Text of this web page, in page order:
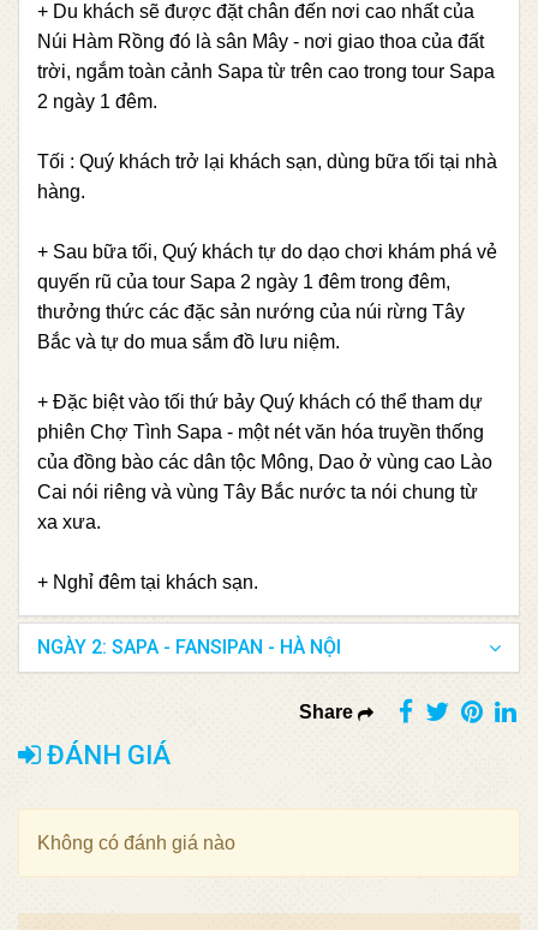
+ Du khách sẽ được đặt chân đến nơi cao nhất của
Núi Hàm Rồng đó là sân Mây - nơi giao thoa của đất
trời, ngắm toàn cảnh Sapa từ trên cao trong tour Sapa
2 ngày 1 đêm.
Tối : Quý khách trở lại khách sạn, dùng bữa tối tại nhà
hàng.
+ Sau bữa tối, Quý khách tự do dạo chơi khám phá vẻ
quyến rũ của tour Sapa 2 ngày 1 đêm trong đêm,
thưởng thức các đặc sản nướng của núi rừng Tây
Bắc và tự do mua sắm đồ lưu niệm.
+ Đặc biệt vào tối thứ bảy Quý khách có thể tham dự
phiên Chợ Tình Sapa - một nét văn hóa truyền thống
của đồng bào các dân tộc Mông, Dao ở vùng cao Lào
Cai nói riêng và vùng Tây Bắc nước ta nói chung từ
xa xưa.
+ Nghỉ đêm tại khách sạn.
NGÀY 2: SAPA - FANSIPAN - HÀ NỘI
Share
ĐÁNH GIÁ
Không có đánh giá nào